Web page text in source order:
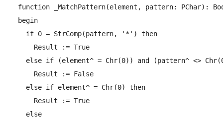
function _MatchPattern(element, pattern: PChar):
  begin
    if 0 = StrComp(pattern, '*') then
      Result := True
else if (element^ = Chr(0)) and (pattern^ <>
      Result := False
    else if element^ = Chr(0) then
      Result := True
    else